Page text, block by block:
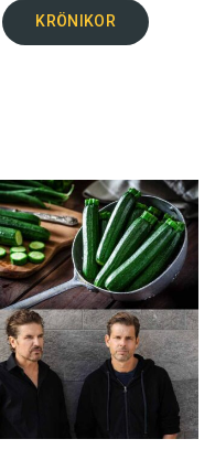
KRÖNIKOR